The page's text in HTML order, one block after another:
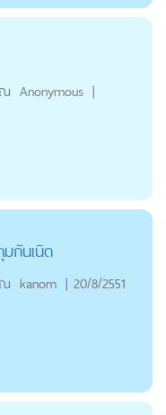
Anonymous |
กันเนิด
kanom | 20/8/2551